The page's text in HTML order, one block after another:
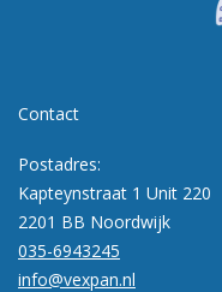
Contact
Postadres:
Kapteynstraat 1 Unit 220
2201 BB Noordwijk
035-6943245
info@vexpan.nl